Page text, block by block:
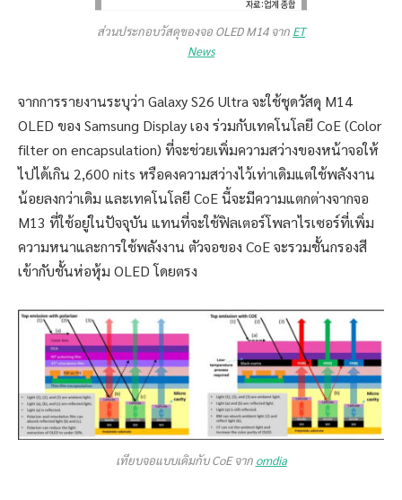
ส่วนประกอบวัสดุของจอ OLED M14 จาก ET
News
จากการรายงานระบุว่า Galaxy S26 Ultra จะใช้ชุดวัสดุ M14
OLED ของ Samsung Display เอง ร่วมกับเทคโนโลยี CoE (Color
filter on encapsulation) ที่จะช่วยเพิ่มความสว่างของหน้าจอให้
ไปได้เกิน 2,600 nits หรือคงความสว่างไว้เท่าเดิมแต่ใช้พลังงาน
น้อยลงกว่าเดิม และเทคโนโลยี CoE นี้จะมีความแตกต่างจากจอ
M13 ที่ใช้อยู่ในปัจจุบัน แทนที่จะใช้ฟิลเตอร์โพลาไรเซอร์ที่เพิ่ม
ความหนาและการใช้พลังงาน ตัวจอของ CoE จะรวมชั้นกรองสี
เข้ากับชั้นห่อหุ้ม OLED โดยตรง
เทียบจอแบบเดิมกับ CoE จาก omdia